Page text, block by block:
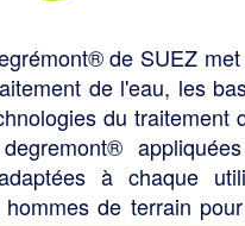
de SUEZ
de l'eau, les
du traitement
à chaque
de terrain